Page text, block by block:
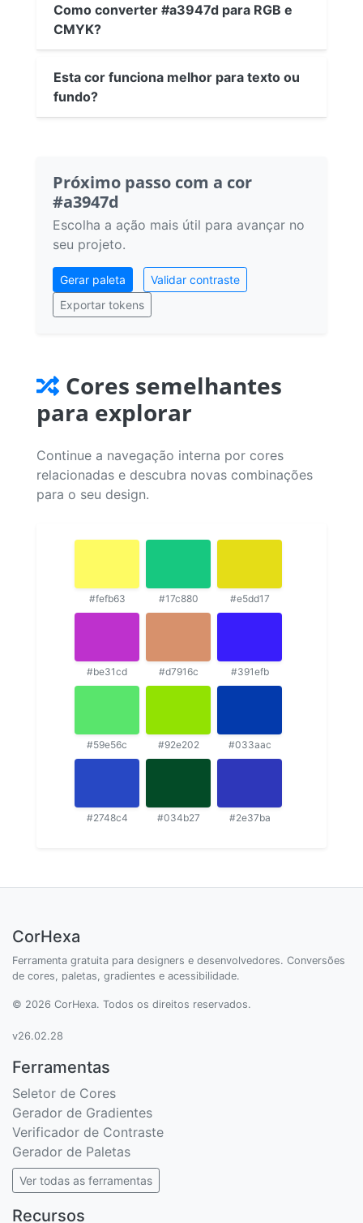
Como converter #a3947d para RGB e
CMYK?
Esta cor funciona melhor para texto ou
fundo?
Próximo passo com a cor
#a3947d
Escolha a ação mais útil para avançar no
seu projeto.
Gerar paleta
Validar contraste
Exportar tokens
Cores semelhantes
para explorar
Continue a navegação interna por cores
relacionadas e descubra novas combinações
para o seu design.
#fefb63 #17c880 #e5dd17
#be31cd #d7916c #391efb
#59e56c #92e202 #033aac
#2748c4 #034b27 #2e37ba
CorHexa
Ferramenta gratuita para designers e desenvolvedores. Conversões
de cores, paletas, gradientes e acessibilidade.
© 2026 CorHexa. Todos os direitos reservados.
v26.02.28
Ferramentas
Seletor de Cores
Gerador de Gradientes
Verificador de Contraste
Gerador de Paletas
Ver todas as ferramentas
Recursos